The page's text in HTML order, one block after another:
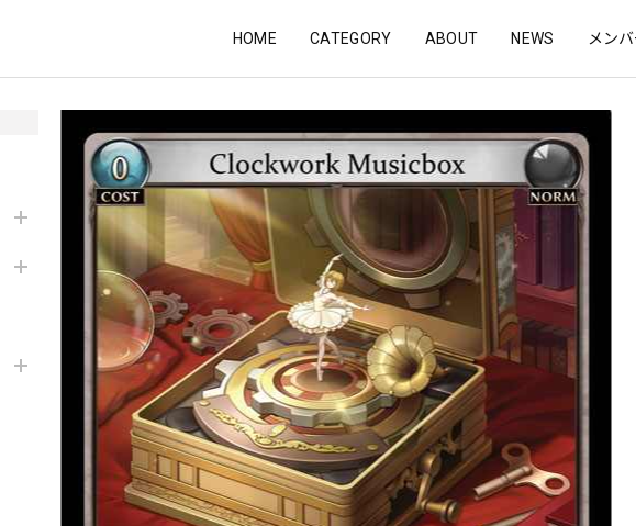
HOME CATEGORY ABOUT NEWS メン